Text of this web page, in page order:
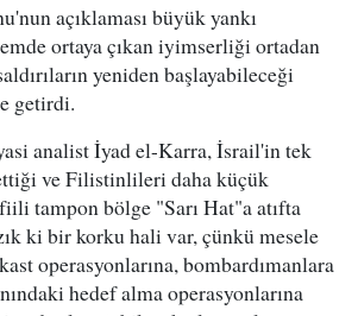
açıklaması büyük yankı
ortaya çıkan iyimserliği ortadan
yeniden başlayabileceği
getirdi.
analist İyad el-Karra, İsrail'in tek
ve Filistinlileri daha küçük
fiili tampon bölge "Sarı Hat"a atıfta
ki bir korku hali var, çünkü mesele
operasyonlarına, bombardımanlara
hedef alma operasyonlarına